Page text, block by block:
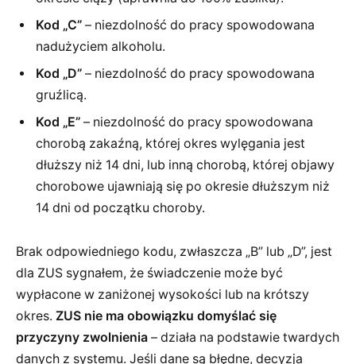
Kod „C” – niezdolność do pracy spowodowana
nadużyciem alkoholu.
Kod „D” – niezdolność do pracy spowodowana
gruźlicą.
Kod „E” – niezdolność do pracy spowodowana
chorobą zakaźną, której okres wylęgania jest
dłuższy niż 14 dni, lub inną chorobą, której objawy
chorobowe ujawniają się po okresie dłuższym niż
14 dni od początku choroby.
Brak odpowiedniego kodu, zwłaszcza „B” lub „D”, jest
dla ZUS sygnałem, że świadczenie może być
wypłacone w zaniżonej wysokości lub na krótszy
okres. ZUS nie ma obowiązku domyślać się
przyczyny zwolnienia – działa na podstawie twardych
danych z systemu. Jeśli dane są błędne, decyzja